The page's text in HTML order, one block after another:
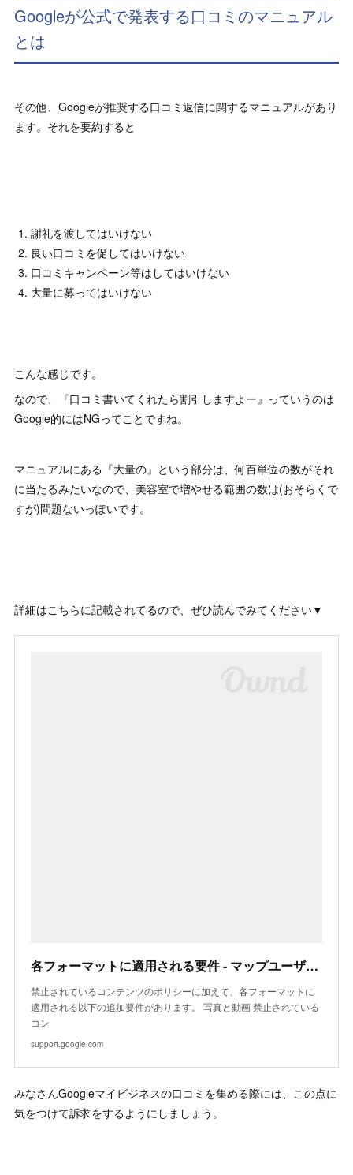
Googleが公式で発表する口コミのマニュアル
とは
その他、Googleが推奨する口コミ返信に関するマニュアルがあり
ます。それを要約すると
謝礼を渡してはいけない
良い口コミを促してはいけない
口コミキャンペーン等はしてはいけない
大量に募ってはいけない
こんな感じです。
なので、『口コミ書いてくれたら割引しますよー』っていうのは
Google的にはNGってことですね。
マニュアルにある『大量の』という部分は、何百単位の数がそれ
に当たるみたいなので、美容室で増やせる範囲の数は(おそらくで
すが)問題ないっぽいです。
詳細はこちらに記載されてるので、ぜひ読んでみてください▼
各フォーマットに適用される要件 - マップユーザーの投稿コンテンツに関するポリシー ヘルプ
禁止されているコンテンツのポリシーに加えて、各フォーマットに
適用される以下の追加要件があります。 写真と動画 禁止されている
コン
support.google.com
みなさんGoogleマイビジネスの口コミを集める際には、この点に
気をつけて訴求をするようにしましょう。